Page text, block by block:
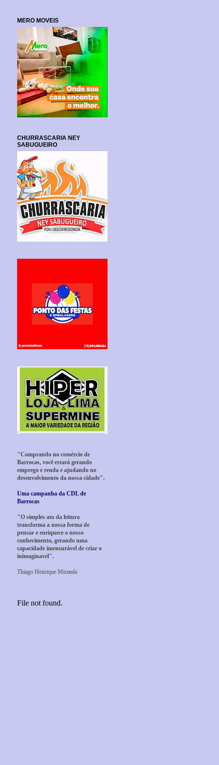
MERO MOVEIS
CHURRASCARIA NEY
SABUGUEIRO
"Comprando no comércio de
Barrocas, você estará gerando
emprego e renda e ajudando no
desenvolvimento da nossa cidade".
Uma campanha da CDL de
Barrocas
"O simples ato da leitura
transforma a nossa forma de
pensar e enriquece o nosso
conhecimento, gerando uma
capacidade imensurável de criar o
inimaginavel".
Thiago Henrique Miranda